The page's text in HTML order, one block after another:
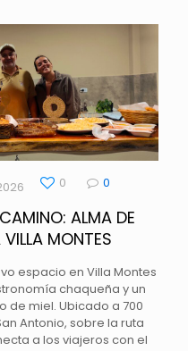
0 0
ALMA DE
MONTES
espacio en Villa Montes
chaqueña y un
de miel. Ubicado a 700
Antonio, sobre la ruta
a los viajeros con el